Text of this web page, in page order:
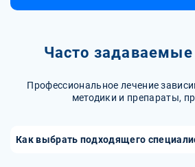
Часто
Профессиональное лечение
методики и препараты,
Как выбрать подходящего